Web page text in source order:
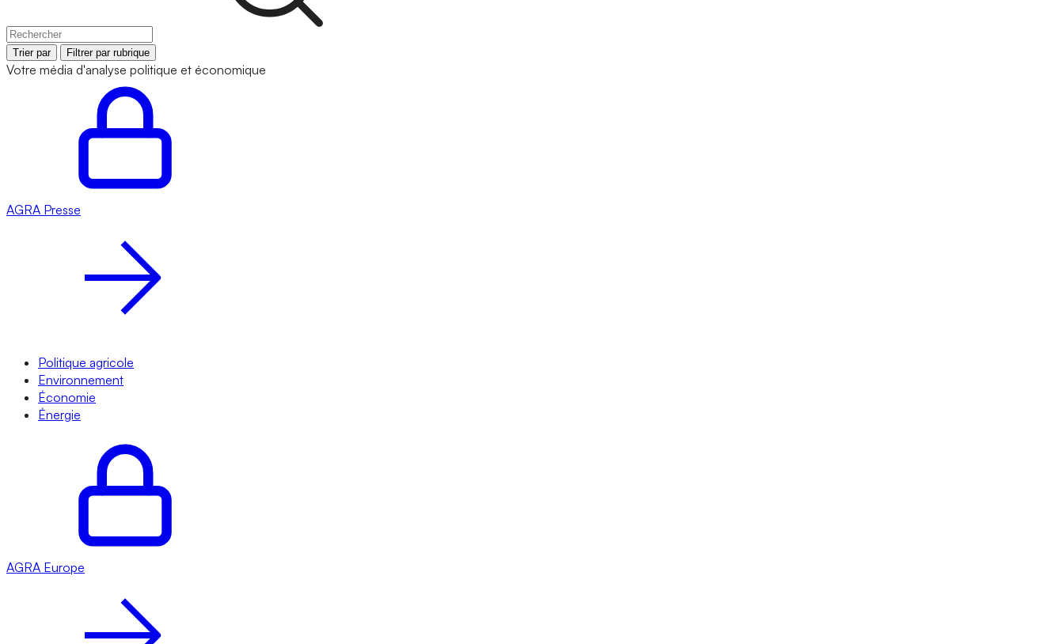
Trier par Filtrer par rubrique
Votre média d'analyse politique et économique
AGRA Presse
Politique agricole
Environnement
Économie
Énergie
AGRA Europe